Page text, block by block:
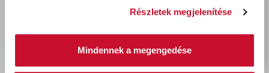
Részletek megjelenítése
Mindennek a megengedése
5 220 Ft